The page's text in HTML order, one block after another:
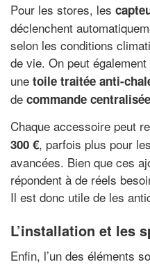
Pour les stores, les
déclenchent
selon les conditions
de vie. On peut
une toile traitée anti-
de commande centralisée
Chaque accessoire peut
300 €, parfois plus pour
avancées. Bien que ces
répondent à de réels
Il est donc utile de les
L’installation et les
Enfin, l’un des éléments